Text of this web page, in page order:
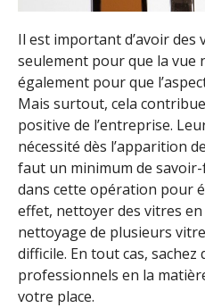
Il est important d’avoir
seulement pour que la vue
également pour que
Mais surtout, cela
positive de l’entreprise.
nécessité dès l’apparition
faut un minimum de
dans cette opération pour
effet, nettoyer des vitres
nettoyage de plusieurs
difficile. En tout cas, sachez
professionnels en la
votre place.